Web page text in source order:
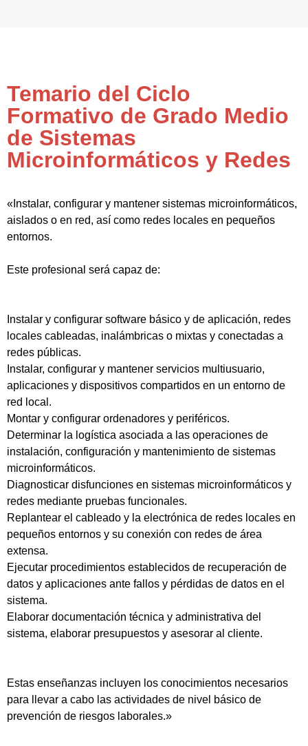
Temario del Ciclo
Formativo de Grado Medio
de Sistemas
Microinformáticos y Redes
«Instalar, configurar y mantener sistemas microinformáticos,
aislados o en red, así como redes locales en pequeños
entornos.
Este profesional será capaz de:
Instalar y configurar software básico y de aplicación, redes
locales cableadas, inalámbricas o mixtas y conectadas a
redes públicas.
Instalar, configurar y mantener servicios multiusuario,
aplicaciones y dispositivos compartidos en un entorno de
red local.
Montar y configurar ordenadores y periféricos.
Determinar la logística asociada a las operaciones de
instalación, configuración y mantenimiento de sistemas
microinformáticos.
Diagnosticar disfunciones en sistemas microinformáticos y
redes mediante pruebas funcionales.
Replantear el cableado y la electrónica de redes locales en
pequeños entornos y su conexión con redes de área
extensa.
Ejecutar procedimientos establecidos de recuperación de
datos y aplicaciones ante fallos y pérdidas de datos en el
sistema.
Elaborar documentación técnica y administrativa del
sistema, elaborar presupuestos y asesorar al cliente.
Estas enseñanzas incluyen los conocimientos necesarios
para llevar a cabo las actividades de nivel básico de
prevención de riesgos laborales.»